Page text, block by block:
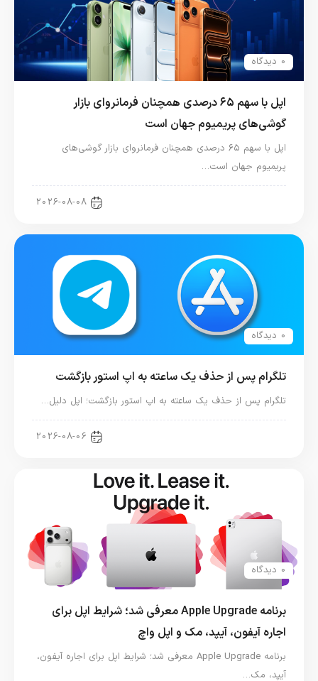
0 دیدگاه
اپل با سهم ۶۵ درصدی همچنان فرمانروای بازار
گوشی‌های پریمیوم جهان است
اپل با سهم ۶۵ درصدی همچنان فرمانروای بازار گوشی‌های
پریمیوم جهان است…
2026-08-08
0 دیدگاه
تلگرام پس از حذف یک ساعته به اپ استور بازگشت
تلگرام پس از حذف یک ساعته به اپ استور بازگشت؛ اپل دلیل…
2026-08-06
0 دیدگاه
برنامه Apple Upgrade معرفی شد؛ شرایط اپل برای
اجاره آیفون، آیپد، مک و اپل واچ
برنامه Apple Upgrade معرفی شد؛ شرایط اپل برای اجاره آیفون،
آیپد، مک…